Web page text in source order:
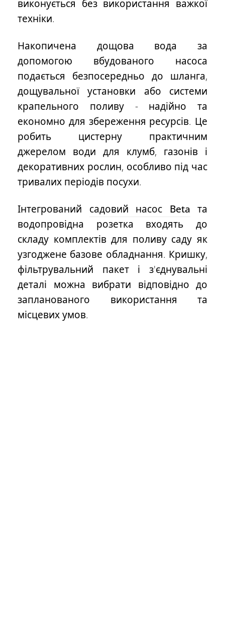
виконується без використання важкої
техніки.
Накопичена дощова вода за
допомогою вбудованого насоса
подається безпосередньо до шланга,
дощувальної установки або системи
крапельного поливу - надійно та
економно для збереження ресурсів. Це
робить цистерну практичним
джерелом води для клумб, газонів і
декоративних рослин, особливо під час
тривалих періодів посухи.
Інтегрований садовий насос Beta та
водопровідна розетка входять до
складу комплектів для поливу саду як
узгоджене базове обладнання. Кришку,
фільтрувальний пакет і з'єднувальні
деталі можна вибрати відповідно до
запланованого використання та
місцевих умов.